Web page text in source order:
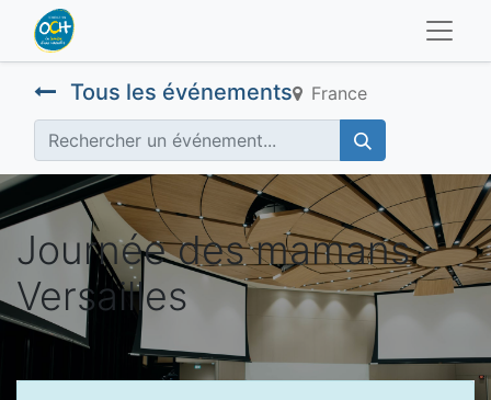
Tous les événements France
Journée des mamans -
Versailles